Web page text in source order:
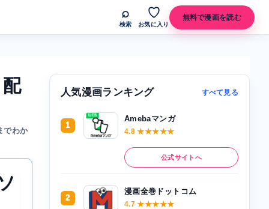
⌕
検索
♡
お気に入り
無料で漫画を読む
でわか
人気漫画ランキング すべて見る
1
Amebaマンガ
4.8 ★★★★★
公式サイトへ
2
漫画全巻ドットコム
4.7 ★★★★★